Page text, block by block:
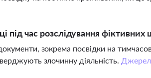
під час розслідування фіктивних
зокрема посвідки на
злочинну діяльність.